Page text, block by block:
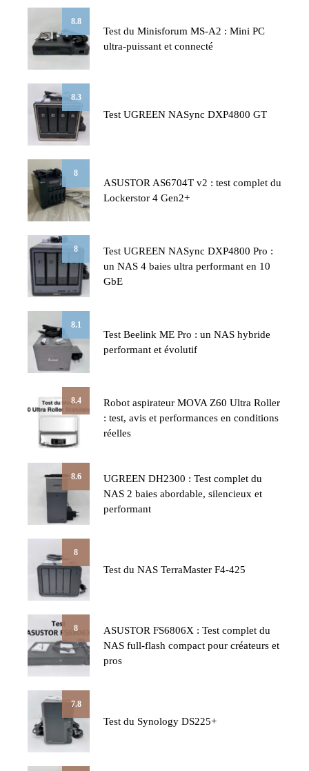
8.8
Test du Minisforum MS-A2 : Mini PC
ultra-puissant et connecté
8.3
Test UGREEN NASync DXP4800 GT
8
ASUSTOR AS6704T v2 : test complet du
Lockerstor 4 Gen2+
8
Test UGREEN NASync DXP4800 Pro :
un NAS 4 baies ultra performant en 10
GbE
8.1
Test Beelink ME Pro : un NAS hybride
performant et évolutif
8.4
Robot aspirateur MOVA Z60 Ultra Roller
: test, avis et performances en conditions
réelles
8.6
UGREEN DH2300 : Test complet du
NAS 2 baies abordable, silencieux et
performant
8
Test du NAS TerraMaster F4-425
8
ASUSTOR FS6806X : Test complet du
NAS full-flash compact pour créateurs et
pros
7.8
Test du Synology DS225+